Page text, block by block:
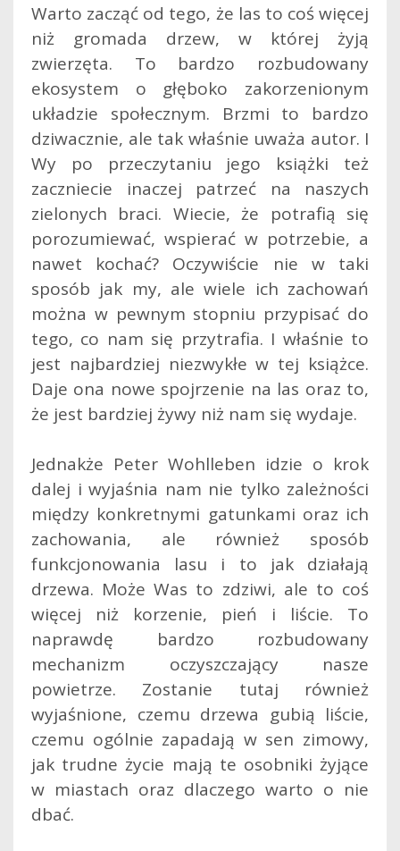
Warto zacząć od tego, że las to coś więcej
niż gromada drzew, w której żyją
zwierzęta. To bardzo rozbudowany
ekosystem o głęboko zakorzenionym
układzie społecznym. Brzmi to bardzo
dziwacznie, ale tak właśnie uważa autor. I
Wy po przeczytaniu jego książki też
zaczniecie inaczej patrzeć na naszych
zielonych braci. Wiecie, że potrafią się
porozumiewać, wspierać w potrzebie, a
nawet kochać? Oczywiście nie w taki
sposób jak my, ale wiele ich zachowań
można w pewnym stopniu przypisać do
tego, co nam się przytrafia. I właśnie to
jest najbardziej niezwykłe w tej książce.
Daje ona nowe spojrzenie na las oraz to,
że jest bardziej żywy niż nam się wydaje.
Jednakże Peter Wohlleben idzie o krok
dalej i wyjaśnia nam nie tylko zależności
między konkretnymi gatunkami oraz ich
zachowania, ale również sposób
funkcjonowania lasu i to jak działają
drzewa. Może Was to zdziwi, ale to coś
więcej niż korzenie, pień i liście. To
naprawdę bardzo rozbudowany
mechanizm oczyszczający nasze
powietrze. Zostanie tutaj również
wyjaśnione, czemu drzewa gubią liście,
czemu ogólnie zapadają w sen zimowy,
jak trudne życie mają te osobniki żyjące
w miastach oraz dlaczego warto o nie
dbać.